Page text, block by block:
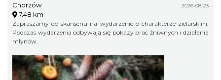
Chorzów 2026-08-23
7.48 km
Zapraszamy do skansenu na wydarzenie o charakterze zielarskim.
Podczas wydarzenia odbywają się pokazy prac żniwnych i działania
młynów.